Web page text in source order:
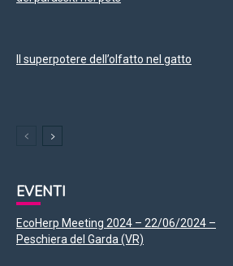
Il superpotere dell’olfatto nel gatto
EVENTI
EcoHerp Meeting 2024 – 22/06/2024 –
Peschiera del Garda (VR)